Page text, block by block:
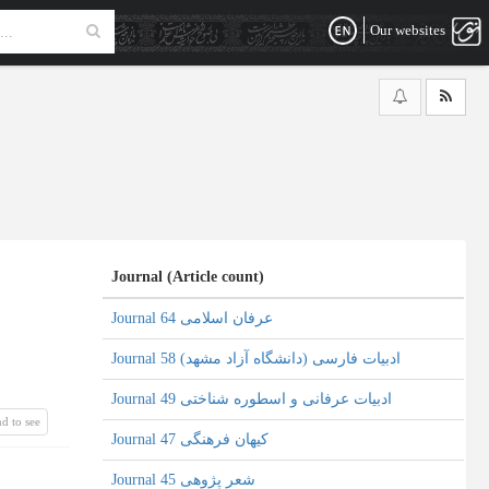
Our websites
to see
Journal (Article count)
Journal عرفان اسلامی 64
Journal ادبیات فارسی (دانشگاه آزاد مشهد) 58
Journal ادبیات عرفانی و اسطوره شناختی 49
Journal کیهان فرهنگی 47
Journal شعر پژوهی 45